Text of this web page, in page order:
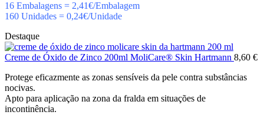
16 Embalagens = 2,41€/Embalagem
160 Unidades = 0,24€/Unidade
Destaque
Creme de Óxido de Zinco 200ml MoliCare® Skin Hartmann 8,60 €
Protege eficazmente as zonas sensíveis da pele contra substâncias
nocivas.
Apto para aplicação na zona da fralda em situações de
incontinência.